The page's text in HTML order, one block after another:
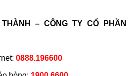
– CÔNG TY CỔ PHẦN
0888.196600